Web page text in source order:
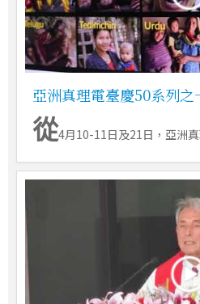
亞洲真理電臺慶50系列之
從4月10-11日及21日，亞洲